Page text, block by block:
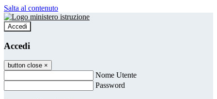
Salta al contenuto
Accedi
Accedi
button close ×
Nome Utente
Password